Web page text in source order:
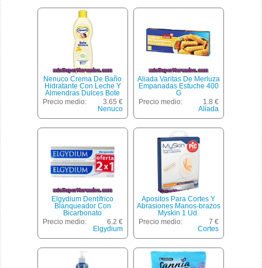
Nenuco Crema De Baño
Hidratante Con Leche Y
Almendras Dulces Bote
750 Ml
Precio medio:
3.65 €
Nenuco
Aliada Varitas De Merluza
Empanadas Estuche 400
G
Precio medio:
1.8 €
Aliada
Elgydium Dentífrico
Blanqueador Con
Bicarbonato
Micropulverizado
Precio medio:
6.2 €
Elgydium
Apositos Para Cortes Y
Abrasiones Manos-brazos
Myskin 1 Ud.
Precio medio:
7 €
Cortes